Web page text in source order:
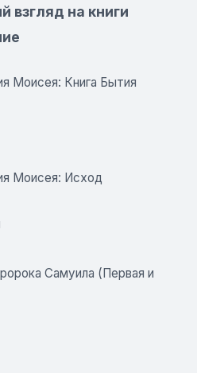
взгляд на книги
Моисея: Книга Бытия
Моисея: Исход
Самуила (Первая и